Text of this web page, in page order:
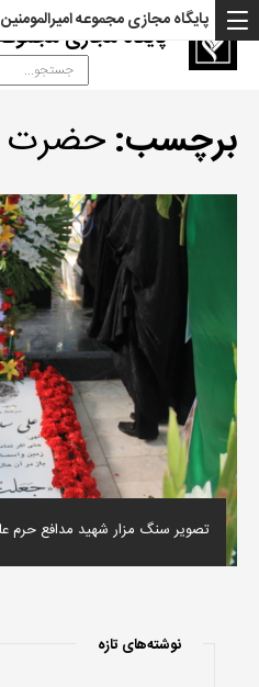
پایگاه مجازی
پایگاه مجازی مجموعه امیرالمومنین
برچسب:حضرت
تصویر سنگ مزار شهید مدافع حرم
نوشته‌های تازه